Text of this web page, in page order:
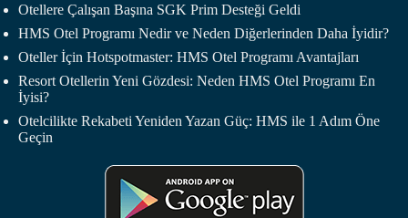
Otellere Çalışan Başına SGK Prim Desteği Geldi
HMS Otel Programı Nedir ve Neden Diğerlerinden Daha İyidir?
Oteller İçin Hotspotmaster: HMS Otel Programı Avantajları
Resort Otellerin Yeni Gözdesi: Neden HMS Otel Programı En
İyisi?
Otelcilikte Rekabeti Yeniden Yazan Güç: HMS ile 1 Adım Öne
Geçin